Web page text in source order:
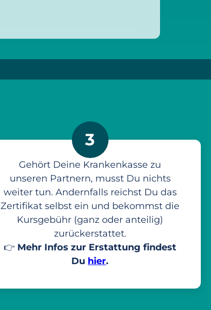
3
Gehört Deine Krankenkasse zu
unseren Partnern, musst Du nichts
weiter tun. Andernfalls reichst Du das
Zertifikat selbst ein und bekommst die
Kursgebühr (ganz oder anteilig)
zurückerstattet.
👉 Mehr Infos zur Erstattung findest
Du hier.